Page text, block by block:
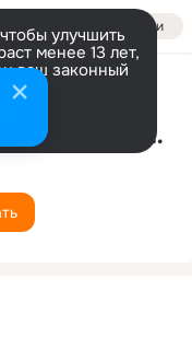
Войти
улучшить
менее 13 лет,
ваш законный
Krishan kumar Ladoiya